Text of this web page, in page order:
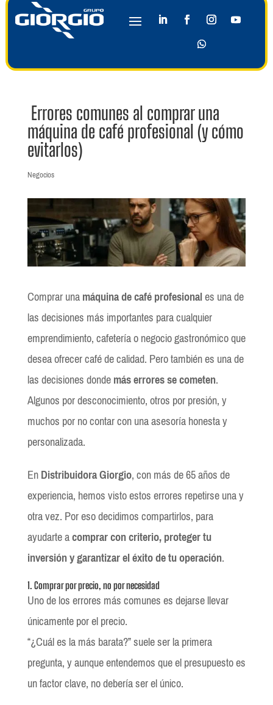
Errores comunes al comprar una
máquina de café profesional (y cómo
evitarlos)
Negocios
Comprar unamáquina de café profesionales una de
las decisiones más importantes para cualquier
emprendimiento, cafetería o negocio gastronómico que
desea ofrecer café de calidad. Pero también es una de
las decisiones dondemás errores se cometen.
Algunos por desconocimiento, otros por presión, y
muchos por no contar con una asesoría honesta y
personalizada.
EnDistribuidora Giorgio, con más de 65 años de
experiencia, hemos visto estos errores repetirse una y
otra vez. Por eso decidimos compartirlos, para
ayudarte acomprar con criterio, proteger tu
inversión y garantizar el éxito de tu operación.
1. Comprar por precio, no por necesidad
Uno de los errores más comunes es dejarse llevar
únicamente por el precio.
“¿Cuál es la más barata?” suele ser la primera
pregunta, y aunque entendemos que el presupuesto es
un factor clave, no debería ser el único.